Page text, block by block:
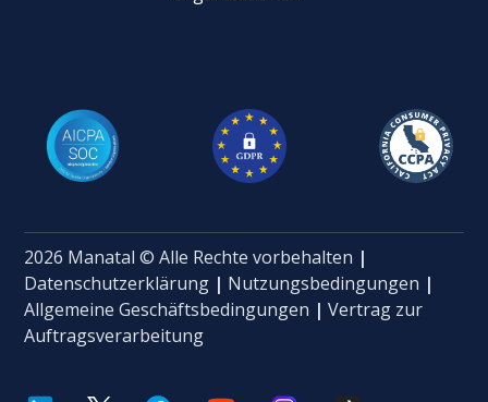
2026 Manatal © Alle Rechte vorbehalten |
Datenschutzerklärung | Nutzungsbedingungen |
Allgemeine Geschäftsbedingungen | Vertrag zur
Auftragsverarbeitung